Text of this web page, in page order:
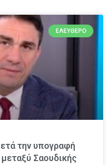
ΕΛΕΎΘΕΡΟ
την υπογραφή
Σαουδικής